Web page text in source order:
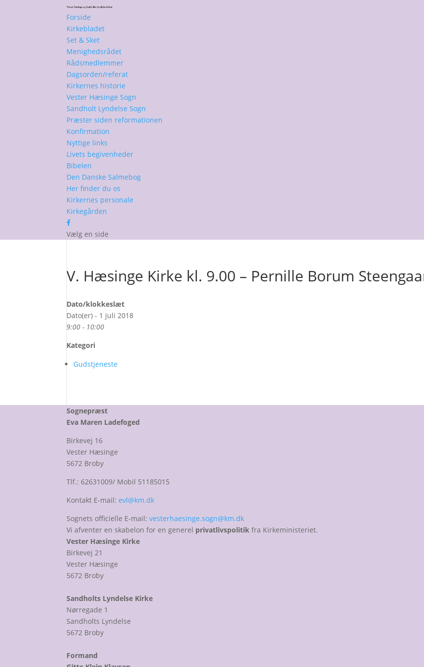
Forside
Kirkebladet
Set & Sket
Menighedsrådet
Rådsmedlemmer
Dagsorden/referat
Kirkernes historie
Vester Hæsinge Sogn
Sandholt Lyndelse Sogn
Præster siden reformationen
Konfirmation
Nyttige links
Livets begivenheder
Bibelen
Den Danske Salmebog
Her finder du os
Kirkernes personale
Kirkegården
Vælg en side
V. Hæsinge Kirke kl. 9.00 – Pernille Borum
Dato/klokkeslæt
Dato(er) - 1 juli 2018
9:00 - 10:00
Kategori
Gudstjeneste
Sognepræst
Eva Maren Ladefoged
Birkevej 16
Vester Hæsinge
5672 Broby
Tlf.: 62631009/ Mobil 51185015
Kontakt E-mail:evl@km.dk
Sognets officielle E-mail:vesterhaesinge.sogn@km.dk
Vi afventer en skabelon for en generel privatlivspolitik fra Kirkeministeriet.
Vester Hæsinge Kirke
Birkevej 21
Vester Hæsinge
5672 Broby
Sandholts Lyndelse Kirke
Nørregade 1
Sandholts Lyndelse
5672 Broby
Formand